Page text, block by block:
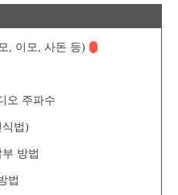
, 이모, 사돈 등)
오 주파수
법)
방법
법